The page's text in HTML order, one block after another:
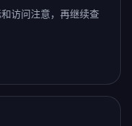
访问注意，再继续查